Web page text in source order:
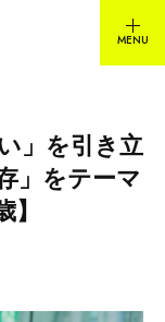
」を引き立
」をテーマ